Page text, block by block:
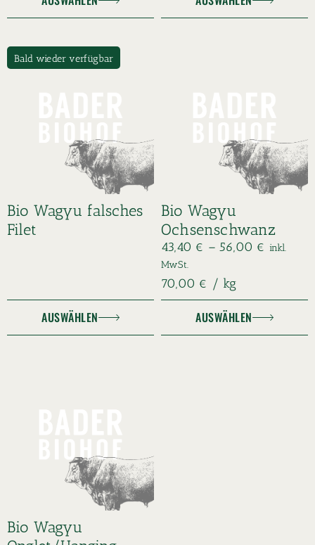
Bald wieder verfügbar
Bio Wagyu falsches
Filet
AUSWÄHLEN
Bio Wagyu
Ochsenschwanz
43,40 € – 56,00 € inkl.
MwSt.
70,00 € / kg
AUSWÄHLEN
Bio Wagyu